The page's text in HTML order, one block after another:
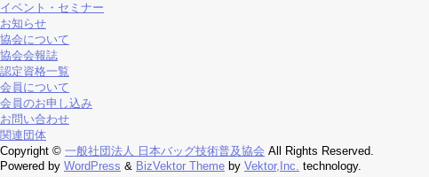
イベント・セミナー
お知らせ
協会について
協会会報誌
認定資格一覧
会員について
会員のお申し込み
お問い合わせ
関連団体
Copyright © 一般社団法人 日本バッグ技術普及協会 All Rights Reserved.
Powered by WordPress & BizVektor Theme by Vektor,Inc. technology.